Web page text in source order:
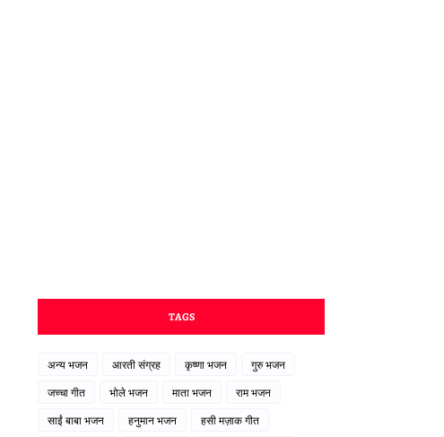
TAGS
अन्य भजन आरती संग्रह कृष्णा भजन गुरु भजन
जच्चा गीत भोले भजन माता भजन राम भजन
साईं बाबा भजन हनुमान भजन हसी मज़ाक गीत